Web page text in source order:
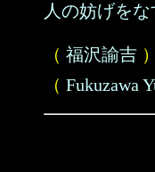
人の妨げを
（ 福沢諭吉 ）
（ Fukuzawa